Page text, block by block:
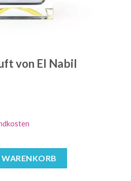
von El Nabil
WARENKORB